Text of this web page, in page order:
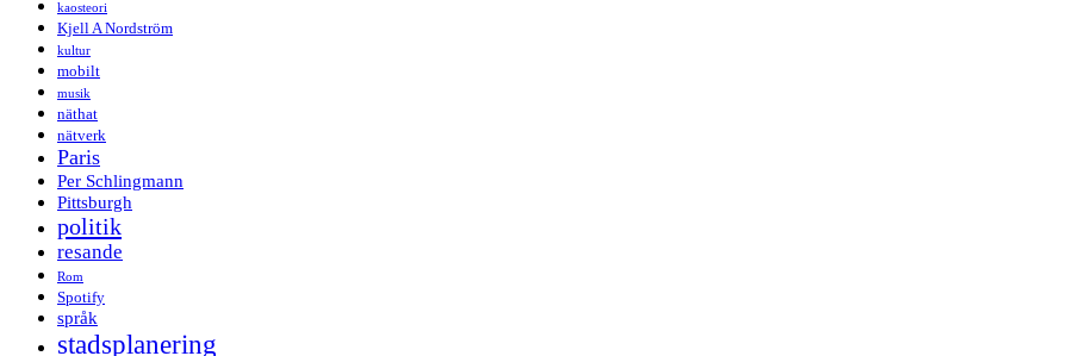
kaosteori
Kjell A Nordström
kultur
mobilt
musik
näthat
nätverk
Paris
Per Schlingmann
Pittsburgh
politik
resande
Rom
Spotify
språk
stadsplanering